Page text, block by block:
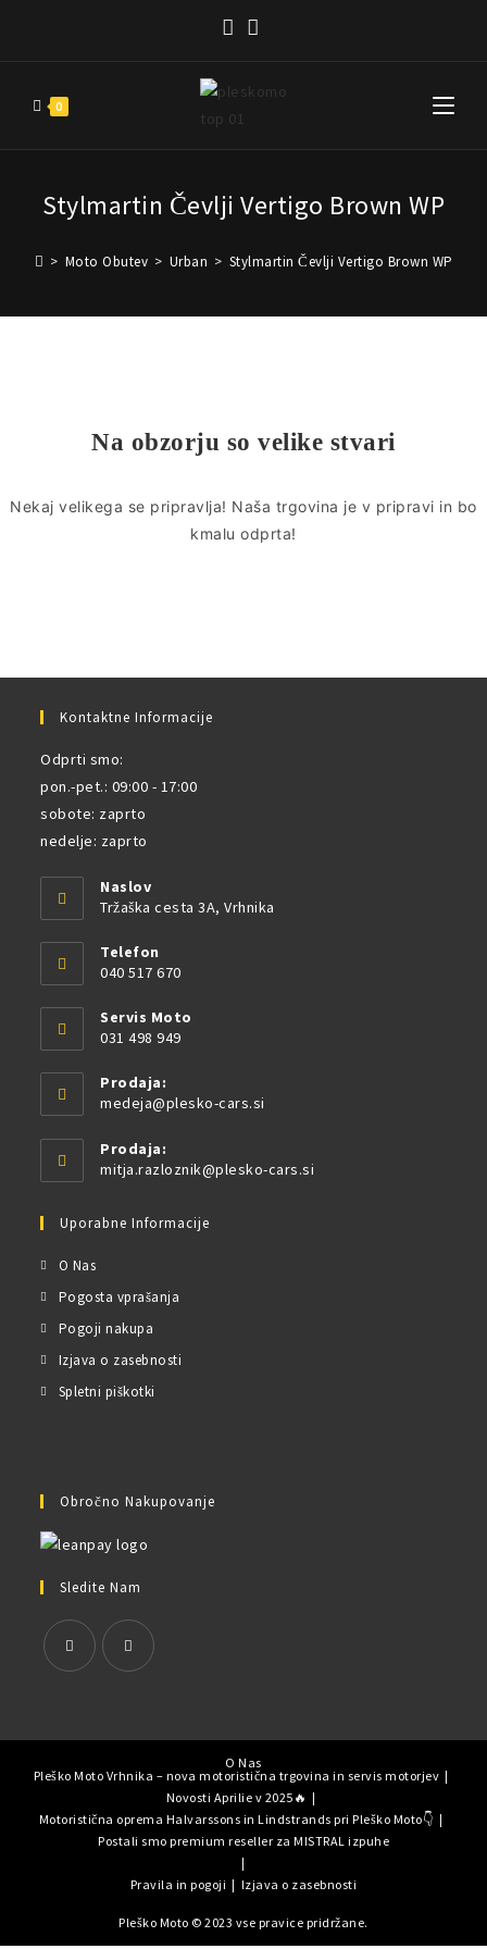
0
Stylmartin Čevlji Vertigo Brown WP
> Moto Obutev > Urban > Stylmartin Čevlji Vertigo Brown WP
Na obzorju so velike stvari
Nekaj ​​velikega se pripravlja! Naša trgovina je v pripravi in ​​bo
kmalu odprta!
Kontaktne Informacije
Odprti smo:
pon.-pet.: 09:00 - 17:00
sobote: zaprto
nedelje: zaprto
Naslov
Tržaška cesta 3A, Vrhnika
Telefon
040 517 670
Servis Moto
031 498 949
Prodaja:
medeja@plesko-cars.si
Prodaja:
mitja.razloznik@plesko-cars.si
Uporabne Informacije
O Nas
Pogosta vprašanja
Pogoji nakupa
Izjava o zasebnosti
Spletni piškotki
Obročno Nakupovanje
Sledite Nam
O Nas
Pleško Moto Vrhnika – nova motoristična trgovina in servis motorjev
Novosti Aprilie v 2025🔥
Motoristična oprema Halvarssons in Lindstrands pri Pleško Moto👇
Postali smo premium reseller za MISTRAL izpuhe
Pravila in pogoji Izjava o zasebnosti
Pleško Moto © 2023 vse pravice pridržane.